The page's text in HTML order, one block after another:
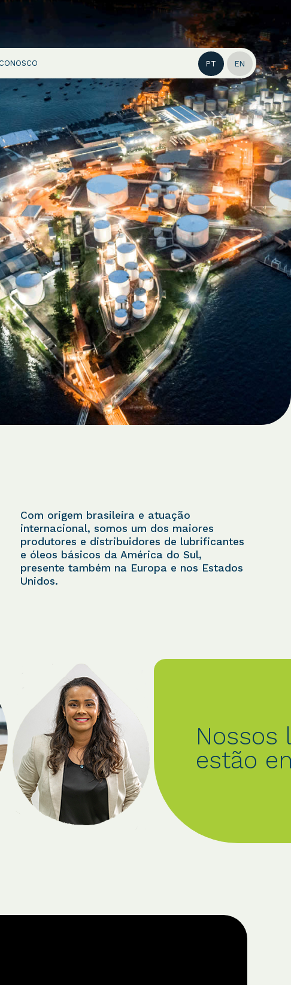
PT EN
Com origem brasileira e atuação
internacional, somos um dos maiores
produtores e distribuidores de lubrificantes
e óleos básicos da América do Sul,
presente também na Europa e nos Estados
Unidos.
Nossos lubrificantes
estão em todos os